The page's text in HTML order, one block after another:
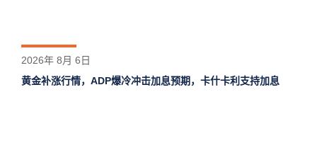
2026年 8月 6日
黄金补涨行情，ADP爆冷冲击加息预期，卡什卡利支持加息